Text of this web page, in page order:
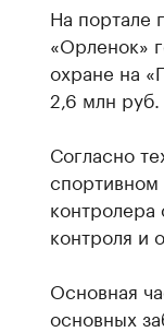
На портале
«Орленок»
охране на
2,6 млн руб.
Согласно
спортивном
контроля и
Основная
основных